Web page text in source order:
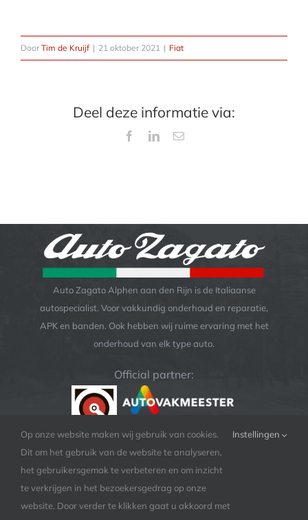
DoorTim de Kruijf | 21 oktober 2021 | Fiat
Deel deze informatie via:
FacebookLinkedIn
E-
Auto Zagato Alphen aan den Rijn is de Italiaanse
autospecialist. Voor vakkundig onderhoud en reparatie,
APK en banden. Ook hebben wij ruime ervaring met het
onderhoud van elk type auto.
Official partner:
Op onze website maken wij gebruik van cookies.
Dit om het gebruik van de website te analyseren,
het gebruikersgemak te verbeteren en om inzicht
te verkrijgen in het bezoekersgedrag op onze
website. Door verder te klikken gaat u akkoord met
Instellingen